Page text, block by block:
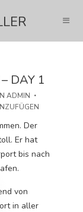
DAY 1
ADMIN
Der
Er hat
bis nach
von
in aller